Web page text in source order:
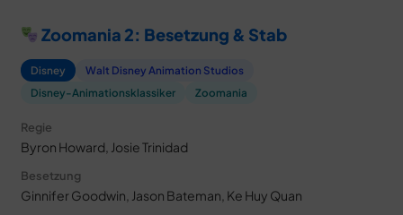
Zoomania 2: Besetzung & Stab
Disney
Walt Disney Animation Studios
Disney-Animationsklassiker
Zoomania
Regie
Byron Howard, Josie Trinidad
Besetzung
Ginnifer Goodwin, Jason Bateman, Ke Huy Quan